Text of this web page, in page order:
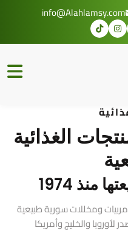
info@Alahlamsy.com
الغذائية
منذ 1974
مربيات ومخللات سورية طبيعية